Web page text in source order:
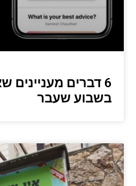
6 דברים
בשבוע שעבר